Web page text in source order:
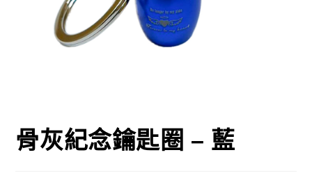
骨灰紀念鑰匙圈 – 藍